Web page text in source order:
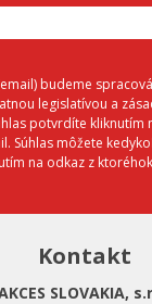
budeme
legislatívou a
potvrdíte kliknutím
Súhlas môžete
na odkaz z
Kontakt
SLOVAKIA,